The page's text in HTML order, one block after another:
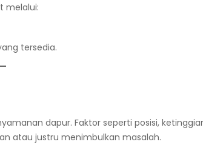
melalui:
tersedia.
dapur. Faktor seperti posisi,
atau justru menimbulkan masalah.